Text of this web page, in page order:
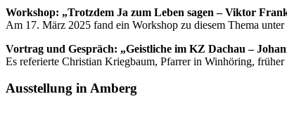
Workshop: „Trotzdem Ja zum Leben sagen – Viktor
Am 17. März 2025 fand ein Workshop zu diesem Thema
Vortrag und Gespräch: „Geistliche im KZ Dachau –
Es referierte Christian Kriegbaum, Pfarrer in Winhöring,
Ausstellung in Amberg